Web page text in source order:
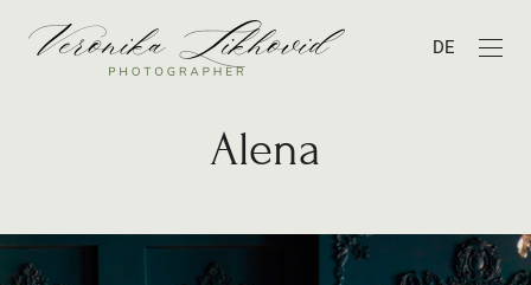
DE
Alena